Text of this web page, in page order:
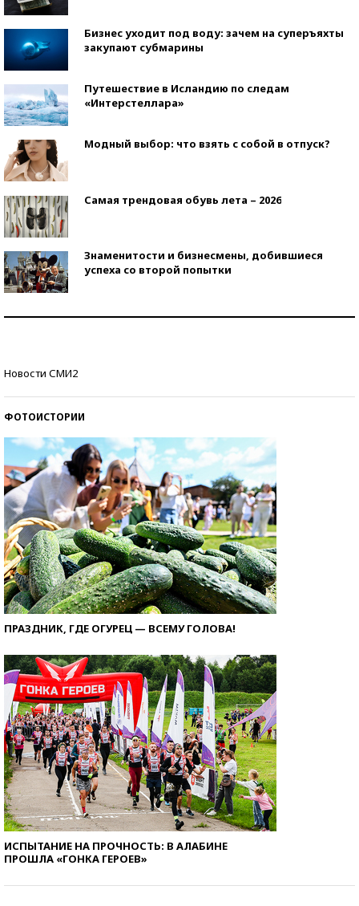
Бизнес уходит под воду: зачем на суперъяхты
закупают субмарины
Путешествие в Исландию по следам
«Интерстеллара»
Модный выбор: что взять с собой в отпуск?
Самая трендовая обувь лета – 2026
Знаменитости и бизнесмены, добившиеся
успеха со второй попытки
Новости СМИ2
ФОТОИСТОРИИ
ПРАЗДНИК, ГДЕ ОГУРЕЦ — ВСЕМУ ГОЛОВА!
ИСПЫТАНИЕ НА ПРОЧНОСТЬ: В АЛАБИНЕ
ПРОШЛА «ГОНКА ГЕРОЕВ»